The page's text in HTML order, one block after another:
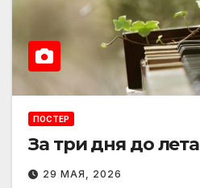
ПОСТЕР
За три дня до лета
29 МАЯ, 2026